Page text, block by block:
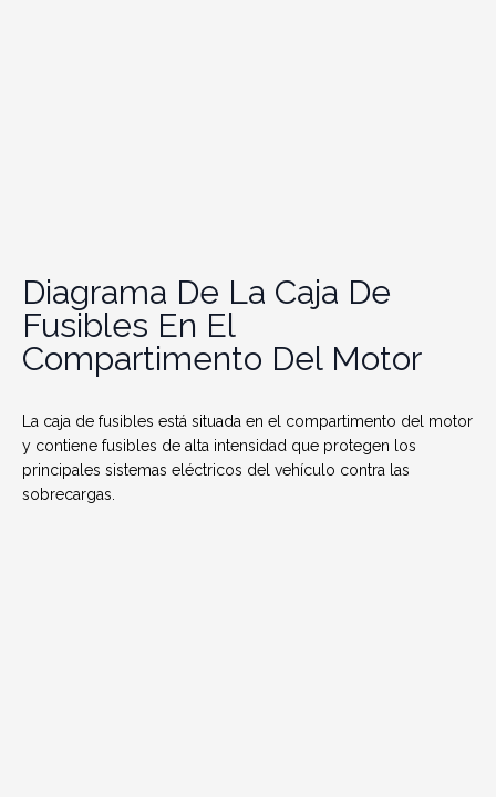
Diagrama De La Caja De
Fusibles En El
Compartimento Del Motor
La caja de fusibles está situada en el compartimento del motor
y contiene fusibles de alta intensidad que protegen los
principales sistemas eléctricos del vehículo contra las
sobrecargas.